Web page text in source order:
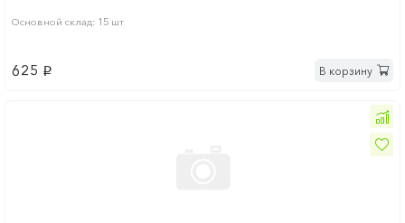
Основной склад: 15 шт
625 p В корзину